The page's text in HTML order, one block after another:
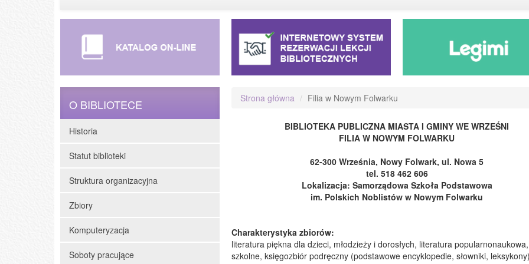
O BIBLIOTECE
Historia
Statut biblioteki
Struktura organizacyjna
Zbiory
Komputeryzacja
Soboty pracujące
Strona główna Filia w Nowym Folwarku
BIBLIOTEKA PUBLICZNA MIASTA I GMINY WE WRZEŚNI
FILIA W NOWYM FOLWARKU
62-300 Września, Nowy Folwark, ul. Nowa 5
tel. 518 462 606
Lokalizacja: Samorządowa Szkoła Podstawowa
im. Polskich Noblistów w Nowym Folwarku
Charakterystyka zbiorów:
literatura piękna dla dzieci, młodzieży i dorosłych, literatura
szkolne, księgozbiór podręczny (podstawowe encyklopedie, słowniki,